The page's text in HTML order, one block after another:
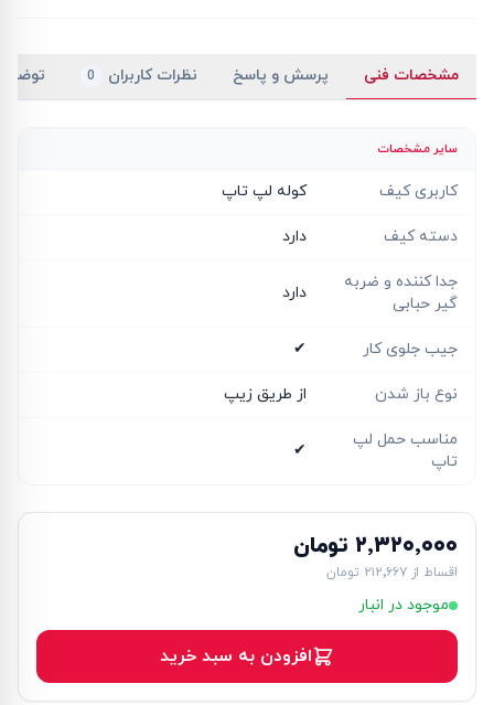
مشخصات فنی پرسش و پاسخ نظرات کاربران 0
سایر مشخصات
کاربری کیف کوله لپ تاپ
دسته کیف دارد
جدا کننده و ضربه
گیر حبابی
دارد
جیب جلوی کار ✔
نوع باز شدن از طریق زیپ
مناسب حمل لپ
تاپ
✔
۲٬۳۲۰٬۰۰۰ تومان
اقساط از ۲۱۲٬۶۶۷ تومان
موجود در انبار
افزودن به سبد خرید